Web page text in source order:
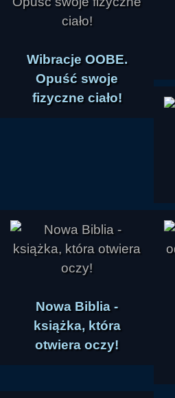
Wibracje OOBE.
Opuść swoje
fizyczne ciało!
Nowa Biblia -
książka, która
otwiera oczy!